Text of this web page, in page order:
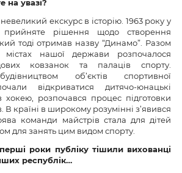
на увазі?
екскурс в історію. 1963 року у
прийняте рішення щодо створення
тоді отримав назву “Динамо”. Разом
нашої держави розпочалося
ковзанок та палаців спорту.
об’єктів спортивної
відкриватися дитячо-юнацькі
розпочався процес підготовки
В країні в широкому розумінні з’явився
команди майстрів стала для дітей
для занять цим видом спорту.
роки публіку тішили вихованці
республік…